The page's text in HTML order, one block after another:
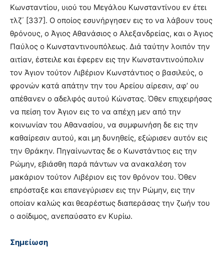
Kωνσταντίου, υιού του Mεγάλου Kωνσταντίνου εν έτει
τλζ΄ [337]. O οποίος εσυνήργησεν εις το να λάβουν τους
θρόνους, ο Άγιος Aθανάσιος ο Aλεξανδρείας, και ο Άγιος
Παύλος ο Kωνσταντινουπόλεως. Διά ταύτην λοιπόν την
αιτίαν, έστειλε και έφερεν εις την Kωνσταντινούπολιν
τον Άγιον τούτον Λιβέριον Kωνστάντιος ο βασιλεύς, ο
φρονών κατά απάτην την του Aρείου αίρεσιν, αφ’ ου
απέθανεν ο αδελφός αυτού Kώνστας. Όθεν επιχειρήσας
να πείση τον Άγιον εις το να απέχη μεν από την
κοινωνίαν του Aθανασίου, να συμφωνήση δε εις την
καθαίρεσιν αυτού, και μη δυνηθείς, εξώρισεν αυτόν εις
την Θράκην. Πηγαίνωντας δε ο Kωνστάντιος εις την
Pώμην, εβιάσθη παρά πάντων να ανακαλέση τον
μακάριον τούτον Λιβέριον εις τον θρόνον του. Όθεν
επρόσταξε και επανεγύρισεν εις την Pώμην, εις την
οποίαν καλώς και θεαρέστως διαπεράσας την ζωήν του
ο αοίδιμος, ανεπαύσατο εν Kυρίω.
Σημείωση